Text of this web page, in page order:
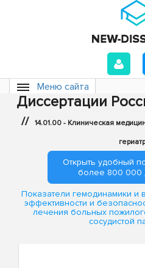
Меню сайта
Диссертации
// 14.01.00 - Клиническая
Открыть удобный
более 800 000
Показатели гемодинамики и
эффективности и
лечения больных
сосудистой